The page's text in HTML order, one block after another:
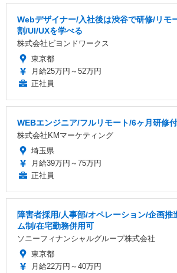
Webデザイナー/入社後は渋谷で研修/リモ
割/UI/UXを学べる
株式会社ビヨンドワークス
東京都
月給25万円～52万円
正社員
WEBエンジニア/フルリモート/6ヶ月研修
株式会社KMマーケティング
埼玉県
月給39万円～75万円
正社員
障害者採用/人事部/オペレーション/企画推
ム制/在宅勤務併用可
ソニーフィナンシャルグループ株式会社
東京都
月給22万円～40万円